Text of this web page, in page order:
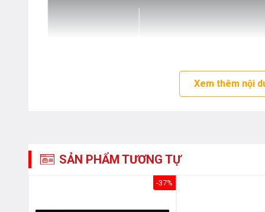
Xem thêm nội
SẢN PHẨM TƯƠNG TỰ
-37%